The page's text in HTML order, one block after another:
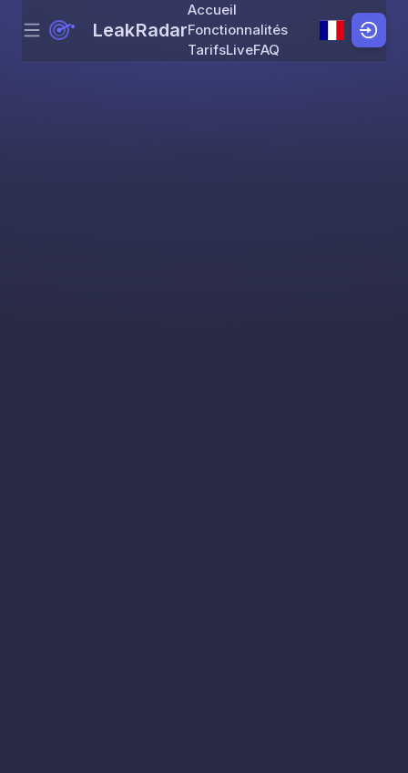
Skip to content
Menu LeakRadar
Accueil
Fonctionnalités
TarifsLiveFAQ